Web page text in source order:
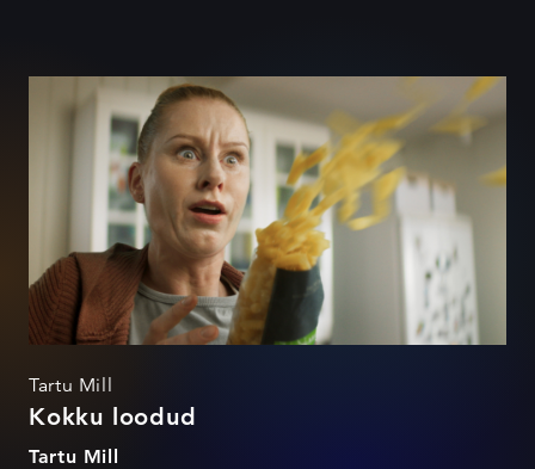
Kokku loodud
Tartu Mill
Kokku loodud
Tartu Mill